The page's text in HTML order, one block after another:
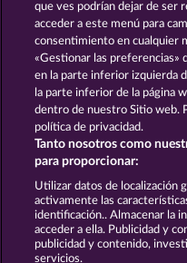
BEAUTIFUL NATURE
Declaración de
Empresa
Enviar
que ves podrían dejar de ser
acceder a este menú para
consentimiento en cualquier
«Gestionar las preferencias»
en la parte inferior izquierda
la parte inferior de la página
dentro de nuestro Sitio web.
política de privacidad.
Tanto nosotros como
para proporcionar:
Utilizar datos de localización
activamente las
identificación.. Almacenar la
acceder a ella. Publicidad y
publicidad y contenido,
servicios.